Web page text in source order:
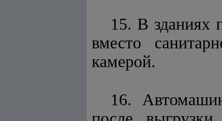
15. В зданиях
вместо
камерой.
16.